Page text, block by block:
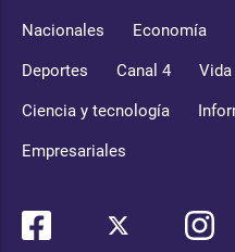
Nacionales Economía
Deportes Canal 4 Vida
Ciencia y tecnología
Empresariales